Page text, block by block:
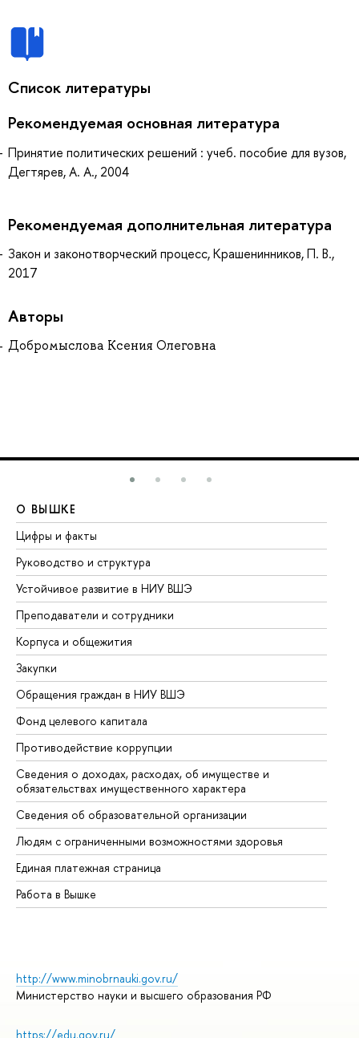
Список литературы
Рекомендуемая основная литература
Принятие политических решений : учеб. пособие для вузов,
Дегтярев, А. А., 2004
Рекомендуемая дополнительная литература
Закон и законотворческий процесс, Крашенинников, П. В.,
2017
Авторы
Добромыслова Ксения Олеговна
О ВЫШКЕ
Цифры и факты
Руководство и структура
Устойчивое развитие в НИУ ВШЭ
Преподаватели и сотрудники
Корпуса и общежития
Закупки
Обращения граждан в НИУ ВШЭ
Фонд целевого капитала
Противодействие коррупции
Сведения о доходах, расходах, об имуществе и
обязательствах имущественного характера
Сведения об образовательной организации
Людям с ограниченными возможностями здоровья
Единая платежная страница
Работа в Вышке
http://www.minobrnauki.gov.ru/
Министерство науки и высшего образования РФ
https://edu.gov.ru/